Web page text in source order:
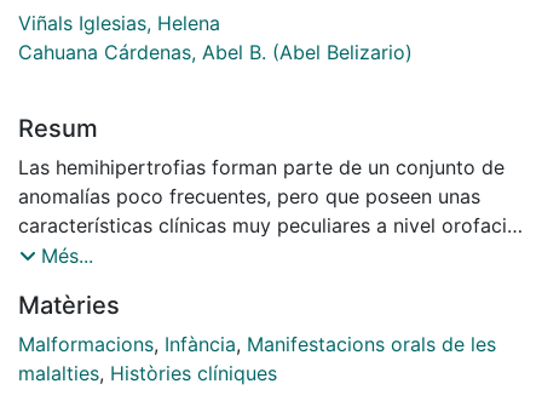
Viñals Iglesias, Helena
Cahuana Cárdenas, Abel B. (Abel Belizario)
Resum
Las hemihipertrofias forman parte de un conjunto de
anomalías poco frecuentes, pero que poseen unas
características clínicas muy peculiares a nivel orofacial
y/o sistémico. Se presenta el caso de una niña de
que se aprecia un sobrecrecimiento de la mitad
izquierda del cuerpo, asíi como de las estructuras
blandas de la cara y huesos faciales. Detallamos unas
Més...
Matèries
Malformacions, Infància, Manifestacions orals de les
malalties, Històries clíniques